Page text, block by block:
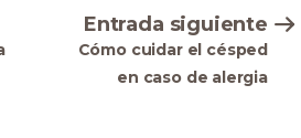
Entrada siguiente
Cómo cuidar el césped
en caso de alergia